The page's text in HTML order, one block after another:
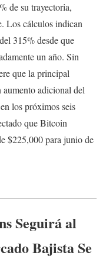
de su trayectoria,
Los cálculos indican
315% desde que
un año. Sin
que la principal
aumento adicional del
los próximos seis
que Bitcoin
$225,000 para junio de
Seguirá al
Bajista Se